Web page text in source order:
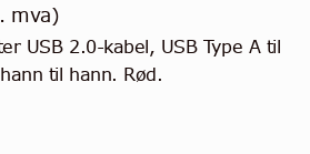
mva)
USB 2.0-kabel, USB Type A til
til hann. Rød.